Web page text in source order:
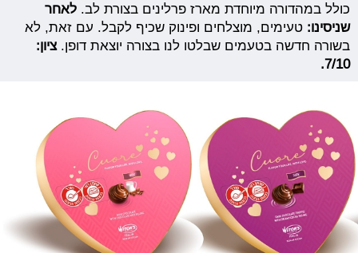
כולל במהדורה מיוחדת מארז פרלינים בצורת לב.לאחר
שניסינו: טעימים, מוצלחים ופינוק שכיף לקבל. עם זאת, לא
בשורה חדשה בטעמים שבלטו לנו בצורה יוצאת דופן. ציון:
7/10.